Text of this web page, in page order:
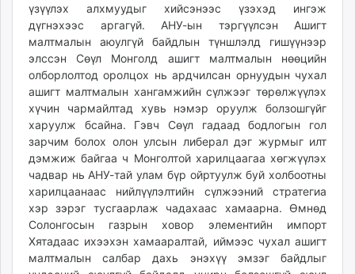
paparazzi.mn
unread.today
үзүүлэх алхмуудыг хийсэнээс үзэхэд ингэж
дүгнэхээс аргагүй. АНУ-ын тэргүүлсэн Ашигт
малтмалын аюулгүй байдлын түншлэлд гишүүнээр
элссэн Сөүл Монголд ашигт малтмалын нөөцийн
олборлолтод оролцох нь ардчилсан орнуудын чухал
ашигт малтмалын хангамжийн сүлжээг төрөлжүүлэх
хүчин чармайлтад хувь нэмэр оруулж болзошгүйг
харуулж бсайна. Гэвч Сөүл гадаад бодлогын гол
зарчим болох олон улсын либерал дэг журмыг илт
дэмжиж байгаа ч Монголтой харилцаагаа хөгжүүлэх
чадвар нь АНУ-тай улам бүр ойртуулж буй холбоотны
харилцаанаас нийлүүлэлтийн сүлжээний стратегиа
хэр зэрэг тусгаарлаж чадахаас хамаарна. Өмнөд
Солонгосын газрын ховор элементийн импорт
Хятадаас ихээхэн хамааралтай, иймээс чухал ашигт
малтмалын салбар дахь энэхүү эмзэг байдлыг